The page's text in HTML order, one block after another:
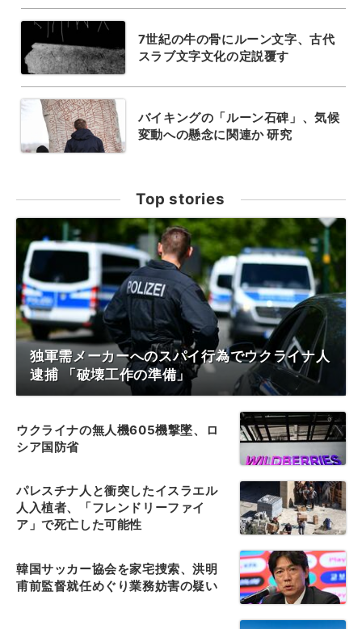
7世紀の牛の骨にルーン文字、古代
スラブ文字文化の定説覆す
バイキングの「ルーン石碑」、気候
変動への懸念に関連か 研究
Top stories
独軍需メーカーへのスパイ行為でウクライナ人
逮捕 「破壊工作の準備」
ウクライナの無人機605機撃墜、ロ
シア国防省
パレスチナ人と衝突したイスラエル
人入植者、「フレンドリーファイ
ア」で死亡した可能性
韓国サッカー協会を家宅捜索、洪明
甫前監督就任めぐり業務妨害の疑い